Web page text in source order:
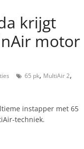
krijgt
motor
65 pk, MultiAir 2,
instapper met 65
techniek.